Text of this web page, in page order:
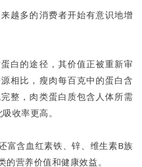
越多的消费者开始有意识地增
白的途径，其价值正被重新审
相比，瘦肉每百克中的蛋白含
整，肉类蛋白质包含人体所需
收率更高。
富含血红素铁、锌、维生素B族
营养价值和健康效益。